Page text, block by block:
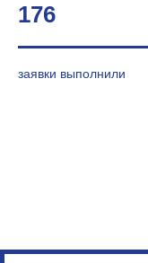
176
заявки выполнили